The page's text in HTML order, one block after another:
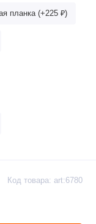
Код товара: art:6780
планка (+225 ₽)